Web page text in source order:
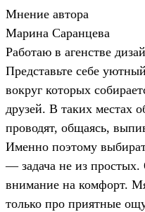
Мнение автора
Марина Саранцева
Работаю в агенстве
Представьте себе
вокруг которых
друзей. В таких местах
проводят, общаясь,
Именно поэтому
— задача не из
внимание на комфорт.
только про приятные